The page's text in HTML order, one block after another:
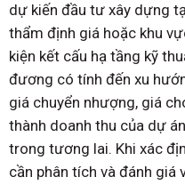
dự kiến đầu tư xây dựng
thẩm định giá hoặc khu
kiện kết cấu hạ tầng kỹ
đương có tính đến xu
giá chuyển nhượng, giá
thành doanh thu của dự
trong tương lai. Khi xác
cần phân tích và đánh giá